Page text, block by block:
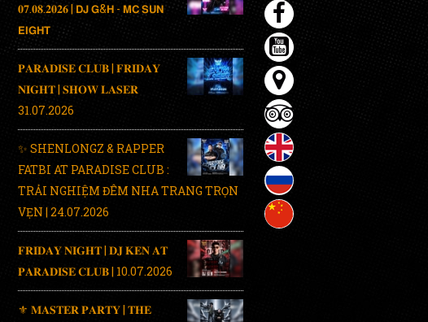
𝟎𝟕.𝟎𝟖.𝟐𝟎𝟐𝟔 | 𝗗𝗝 𝗚&𝗛 - 𝗠𝗖 𝗦𝗨𝗡
𝗘𝗜𝗚𝗛𝗧
𝐏𝐀𝐑𝐀𝐃𝐈𝐒𝐄 𝐂𝐋𝐔𝐁 | 𝐅𝐑𝐈𝐃𝐀𝐘
𝐍𝐈𝐆𝐇𝐓 | 𝐒𝐇𝐎𝐖 𝐋𝐀𝐒𝐄𝐑
31.07.2026
✨ SHENLONGZ & RAPPER
FATBI AT PARADISE CLUB :
TRẢI NGHIỆM ĐÊM NHA TRANG TRỌN
VẸN | 24.07.2026
𝐅𝐑𝐈𝐃𝐀𝐘 𝐍𝐈𝐆𝐇𝐓 | 𝐃𝐉 𝐊𝐄𝐍 𝐀𝐓
𝐏𝐀𝐑𝐀𝐃𝐈𝐒𝐄 𝐂𝐋𝐔𝐁 | 10.07.2026
⚜️ 𝐌𝐀𝐒𝐓𝐄𝐑 𝐏𝐀𝐑𝐓𝐘 | 𝐓𝐇𝐄